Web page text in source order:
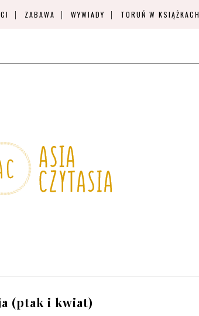
ZABAWA WYWIADY TORUŃ W KSIĄŻKACH
(ptak i kwiat)